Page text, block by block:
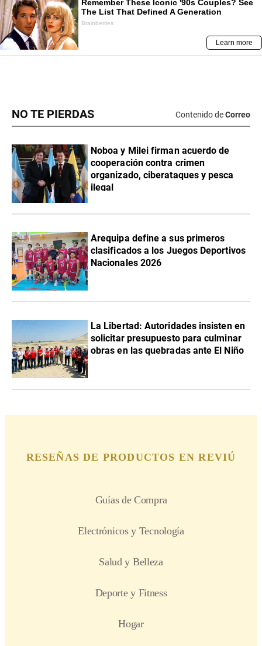
NO TE PIERDAS Contenido deCorreo
Noboa y Milei firman acuerdo de
cooperación contra crimen
organizado, ciberataques y pesca
ilegal
Arequipa define a sus primeros
clasificados a los Juegos Deportivos
Nacionales 2026
La Libertad: Autoridades insisten en
solicitar presupuesto para culminar
obras en las quebradas ante El Niño